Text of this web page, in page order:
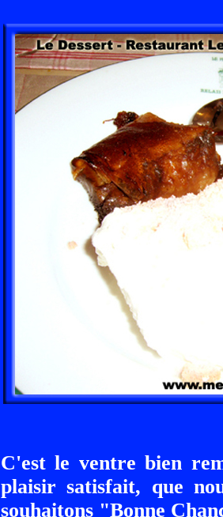
C'est le ventre bien
plaisir satisfait, que
souhaitons "Bonne